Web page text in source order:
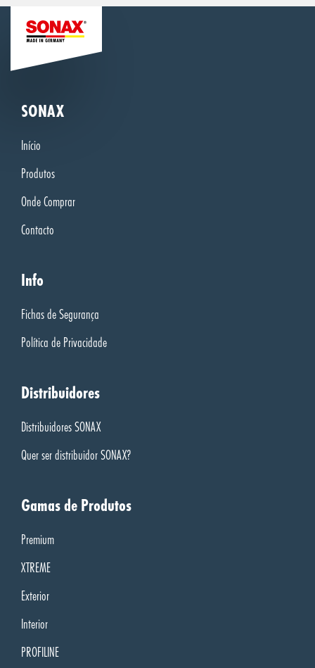
SONAX
Início
Produtos
Onde Comprar
Contacto
Info
Fichas de Segurança
Política de Privacidade
Distribuidores
Distribuidores SONAX
Quer ser distribuidor SONAX?
Gamas de Produtos
Premium
XTREME
Exterior
Interior
PROFILINE